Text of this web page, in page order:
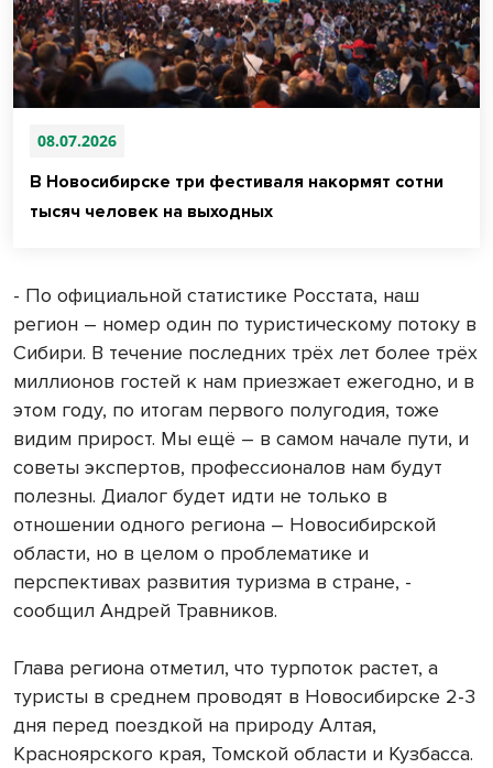
08.07.2026
В Новосибирске три фестиваля накормят сотни
тысяч человек на выходных
- По официальной статистике Росстата, наш
регион – номер один по туристическому потоку в
Сибири. В течение последних трёх лет более трёх
миллионов гостей к нам приезжает ежегодно, и в
этом году, по итогам первого полугодия, тоже
видим прирост. Мы ещё – в самом начале пути, и
советы экспертов, профессионалов нам будут
полезны. Диалог будет идти не только в
отношении одного региона – Новосибирской
области, но в целом о проблематике и
перспективах развития туризма в стране, -
сообщил Андрей Травников.
Глава региона отметил, что турпоток растет, а
туристы в среднем проводят в Новосибирске 2-3
дня перед поездкой на природу Алтая,
Красноярского края, Томской области и Кузбасса.